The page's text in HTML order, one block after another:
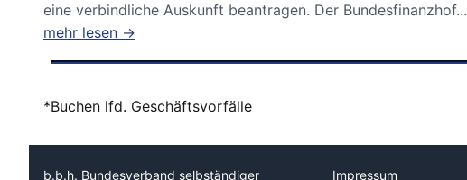
eine verbindliche Auskunft beantragen. Der Bundesfinanzhof...
mehr lesen →
*Buchen lfd. Geschäftsvorfälle
b.b.h. Bundesverband selbständiger
Impressum